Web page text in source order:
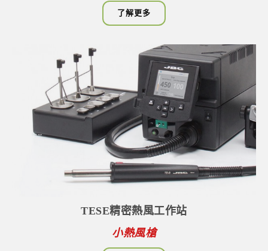
了解更多
TESE精密熱風工作站
小熱風槍